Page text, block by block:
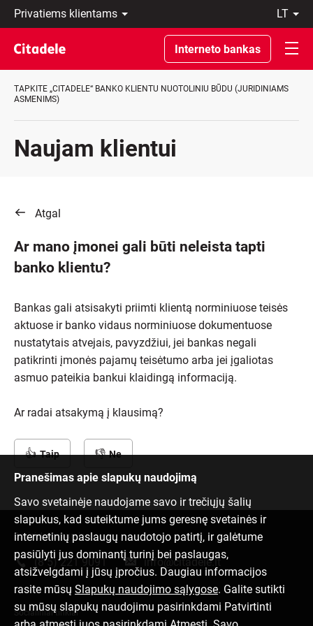
Privatiems
klientams
Verslo
klientams
Private
Banking
Apie
REWARDS
lt
LT
EN
Interneto bankas
TAPKITE „CITADELE“ BANKO KLIENTU NUOTOLINIU BŪDU (JURIDINIAMS
ASMENIMS)
Naujam klientui
Atgal
Ar mano įmonei gali būti neleista tapti
banko klientu?
Bankas gali atsisakyti priimti klientą norminiuose teisės
aktuose ir banko vidaus norminiuose dokumentuose
nustatytais atvejais, pavyzdžiui, jei bankas negali
patikrinti įmonės pajamų teisėtumo arba jei įgaliotas
asmuo pateikia bankui klaidingą informaciją.
Ar radai atsakymą į klausimą?
Taip Ne
Pranešimas apie slapukų naudojimą
Savo svetainėje naudojame savo ir trečiųjų šalių
slapukus, kad suteiktume jums geresnę svetainės ir
internetinių paslaugų naudotojo patirtį, ir galėtume
pasiūlyti jus dominantį turinį bei paslaugas,
atsižvelgdami į jūsų įpročius. Daugiau informacijos
rasite mūsų Slapukų naudojimo sąlygose. Galite sutikti
su mūsų slapukų naudojimu pasirinkdami Patvirtinti
Susisiek su mumis
(8 5) 221 9091 info@citadele.lt
Socialiniai tinklai